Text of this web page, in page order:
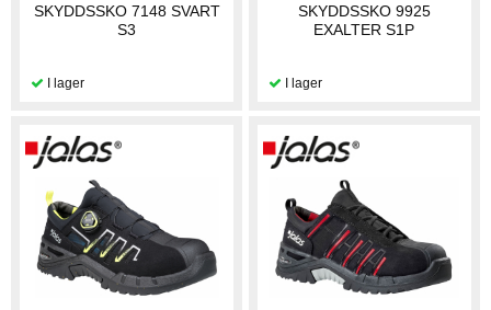
SKYDDSSKO 7148 SVART
S3
SKYDDSSKO 9925
EXALTER S1P